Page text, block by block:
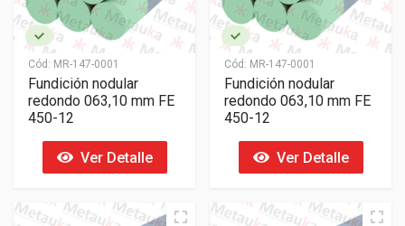
Cód: MR-147-0001
Fundición nodular
redondo 063,10 mm FE
450-12
Ver Detalle
Cód: MR-147-0001
Fundición nodular
redondo 063,10 mm FE
450-12
Ver Detalle